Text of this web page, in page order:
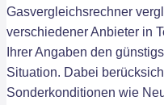
Gasvergleichsrechner
verschiedener Anbieter in
Ihrer Angaben den
Situation. Dabei
Sonderkonditionen wie